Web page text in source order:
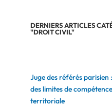
DERNIERS ARTICLES
"DROIT CIVIL"
Juge des référés parisien
des limites de compétence
territoriale